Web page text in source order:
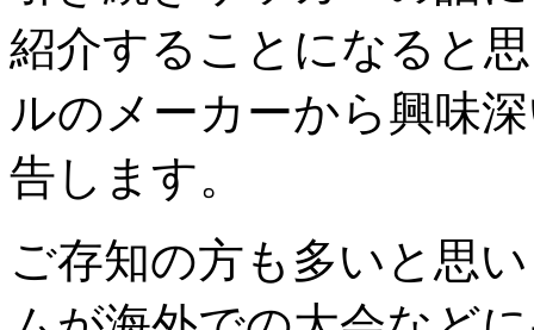
紹介することになると
ルのメーカーから興味
告します。
ご存知の方も多いと思